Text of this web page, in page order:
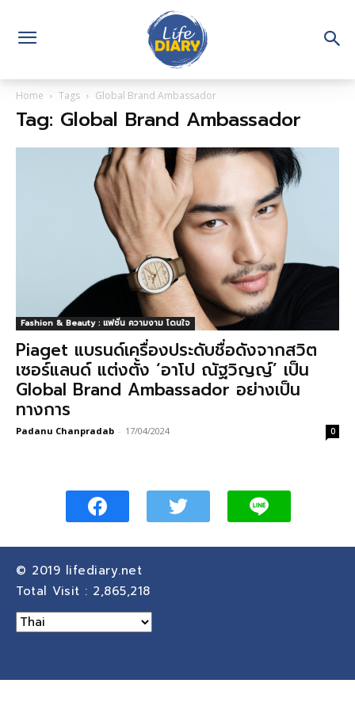
Home Tags Global Brand Ambassador
Tag: Global Brand Ambassador
Fashion & Beauty : แฟชั่น ความงาม โดนใจ
Piaget แบรนด์เครื่องประดับชื่อดังจากสวิต
เซอร์แลนด์ แต่งตั้ง ‘อาโป ณัฐวิญญ์’ เป็น
Global Brand Ambassador อย่างเป็น
ทางการ
Padanu Chanpradab - 17/04/2024 0
© 2019 lifediary.net
Total Visit : 2,865,218